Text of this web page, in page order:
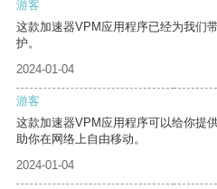
游客
这款加速器VPM应用程序已经为我们
护。
2024-01-04
游客
这款加速器VPM应用程序可以给你提
助你在网络上自由移动。
2024-01-04